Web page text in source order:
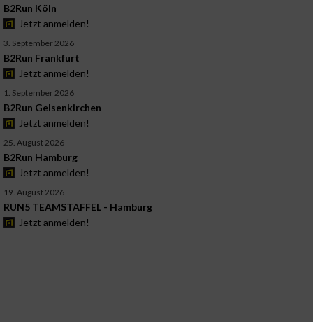
B2Run Köln
Jetzt anmelden!
3. September 2026
B2Run Frankfurt
Jetzt anmelden!
1. September 2026
B2Run Gelsenkirchen
Jetzt anmelden!
25. August 2026
B2Run Hamburg
Jetzt anmelden!
19. August 2026
RUN5 TEAMSTAFFEL - Hamburg
Jetzt anmelden!